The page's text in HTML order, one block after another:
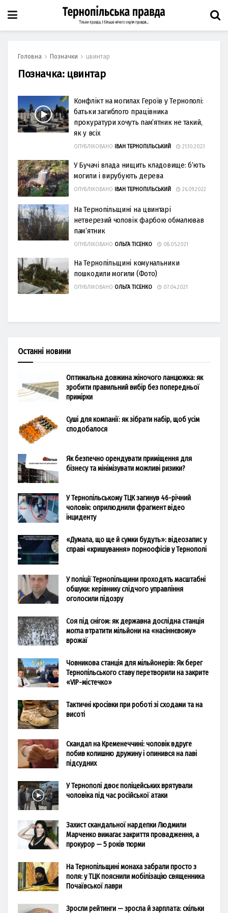
Головна Позначки цвинтар
Позначка: цвинтар
Конфлікт на могилах Героїв у Тернополі:
батьки загиблого працівника
прокуратури хочуть пам’ятник не такий,
як у всіх
ОПУБЛІКОВАНО ІВАН ТЕРНОПІЛЬСЬКИЙ 21.10.2023
У Бучачі влада нищить кладовище: б’ють
могили і вирубують дерева
ОПУБЛІКОВАНО ІВАН ТЕРНОПІЛЬСЬКИЙ 26.09.2022
На Тернопільщині на цвинтарі
нетверезий чоловік фарбою обмалював
пам’ятник
ОПУБЛІКОВАНО ОЛЬГА ТІСЕНКО 08.05.2021
На Тернопільщині комунальники
пошкодили могили (Фото)
ОПУБЛІКОВАНО ОЛЬГА ТІСЕНКО 07.04.2021
Останні новини
Оптимальна довжина жіночого ланцюжка: як
зробити правильний вибір без попередньої
примірки
Суші для компанії: як зібрати набір, щоб усім
сподобалося
Як безпечно орендувати приміщення для
бізнесу та мінімізувати можливі ризики?
У Тернопільському ТЦК загинув 46-річний
чоловік: оприлюднили фрагмент відео
інциденту
«Думала, що ще й сумки будуть»: відеозапис у
справі «кришування» порноофісів у Тернополі
У поліції Тернопільщини проходять масштабні
обшуки: керівнику слідчого управління
оголосили підозру
Соя під снігом: як державна дослідна станція
могла втратити мільйони на «насіннєвому»
врожаї
Човникова станція для мільйонерів: Як берег
Тернопільського ставу перетворили на закрите
«VIP-містечко»
Тактичні кросівки при роботі зі сходами та на
висоті
Скандал на Кременеччині: чоловік вдруге
побив колишню дружину і опинився на лаві
підсудних
У Тернополі двоє поліцейських врятували
чоловіка під час російської атаки
Захист скандальної нардепки Людмили
Марченко вимагає закриття провадження, а
прокурор — 5 років тюрми
На Тернопільщині монаха забрали просто з
поля: у ТЦК пояснили мобілізацію священника
Почаївської лаври
Зросли рейтинги — зросла й зарплата: скільки